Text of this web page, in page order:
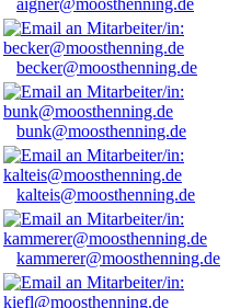
aigner@moosthenning.de
becker@moosthenning.de
bunk@moosthenning.de
kalteis@moosthenning.de
kammerer@moosthenning.de